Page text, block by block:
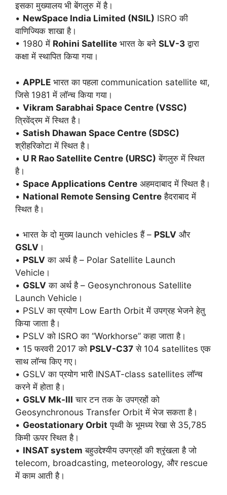
इसका मुख्यालय भी बेंगलुरु में है।
• NewSpace India Limited (NSIL) ISRO की
वाणिज्यिक शाखा है।
• 1980 में Rohini Satellite भारत के बने SLV-3 द्वारा
कक्षा में स्थापित किया गया।
• APPLE भारत का पहला communication satellite था,
जिसे 1981 में लॉन्च किया गया।
• Vikram Sarabhai Space Centre (VSSC)
त्रिवेंद्रम में स्थित है।
• Satish Dhawan Space Centre (SDSC)
श्रीहरिकोटा में स्थित है।
• U R Rao Satellite Centre (URSC) बेंगलुरु में स्थित
है।
• Space Applications Centre अहमदाबाद में स्थित है।
• National Remote Sensing Centre हैदराबाद में
स्थित है।
• भारत के दो मुख्य launch vehicles हैं – PSLV और
GSLV ।
• PSLV का अर्थ है – Polar Satellite Launch
Vehicle।
• GSLV का अर्थ है – Geosynchronous Satellite
Launch Vehicle।
• PSLV का प्रयोग Low Earth Orbit में उपग्रह भेजने हेतु
किया जाता है।
• PSLV को ISRO का “Workhorse” कहा जाता है।
• 15 फरवरी 2017 को PSLV-C37 से 104 satellites एक
साथ लॉन्च किए गए।
• GSLV का प्रयोग भारी INSAT-class satellites लॉन्च
करने में होता है।
• GSLV Mk-III चार टन तक के उपग्रहों को
Geosynchronous Transfer Orbit में भेज सकता है।
• Geostationary Orbit पृथ्वी के भूमध्य रेखा से 35,785
किमी ऊपर स्थित है।
• INSAT system बहुउद्देश्यीय उपग्रहों की श्रृंखला है जो
telecom, broadcasting, meteorology, और rescue
में काम आती है।